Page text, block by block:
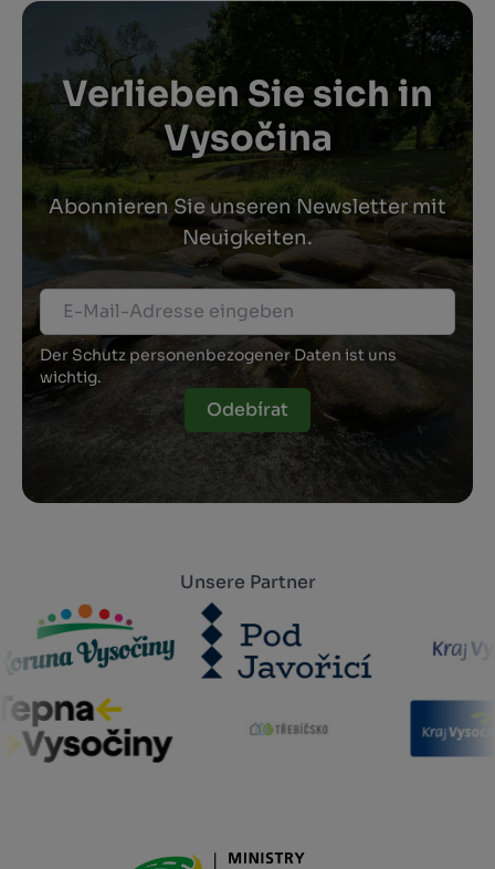
Verlieben Sie sich in
Vysočina
Abonnieren Sie unseren Newsletter mit
Neuigkeiten.
Der Schutz personenbezogener Daten ist uns
wichtig.
Odebírat
Unsere Partner